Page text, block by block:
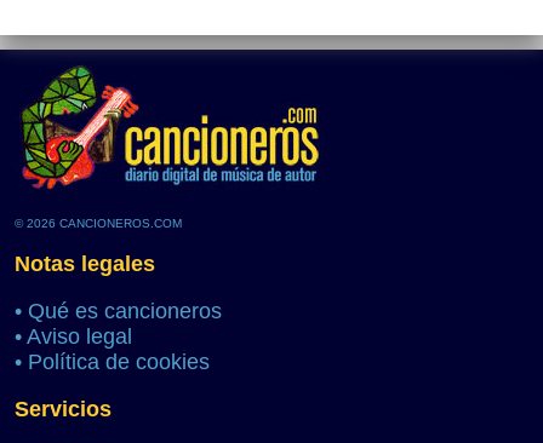
© 2026 CANCIONEROS.COM
Notas legales
• Qué es cancioneros
• Aviso legal
• Política de cookies
Servicios